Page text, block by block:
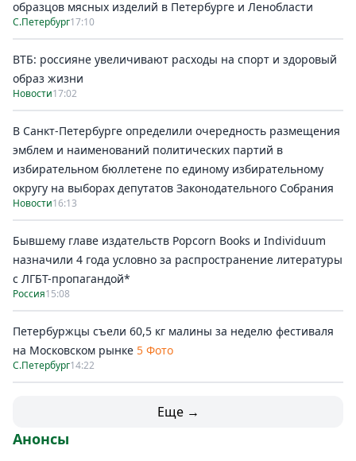
образцов мясных изделий в Петербурге и Ленобласти
С.Петербург17:10
ВТБ: россияне увеличивают расходы на спорт и здоровый
образ жизни
Новости17:02
В Санкт-Петербурге определили очередность размещения
эмблем и наименований политических партий в
избирательном бюллетене по единому избирательному
округу на выборах депутатов Законодательного Собрания
Новости16:13
Бывшему главе издательств Popcorn Books и Individuum
назначили 4 года условно за распространение литературы
с ЛГБТ-пропагандой*
Россия15:08
Петербуржцы съели 60,5 кг малины за неделю фестиваля
на Московском рынке 5 Фото
С.Петербург14:22
Еще →
Анонсы